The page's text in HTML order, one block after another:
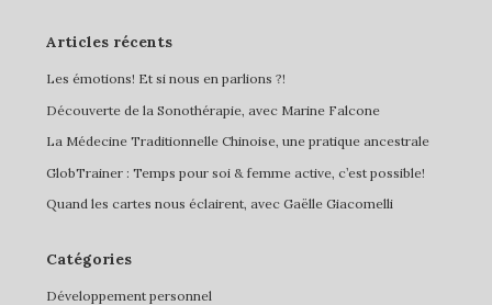
Articles récents
Les émotions! Et si nous en parlions ?!
Découverte de la Sonothérapie, avec Marine Falcone
La Médecine Traditionnelle Chinoise, une pratique ancestrale
GlobTrainer : Temps pour soi & femme active, c’est possible!
Quand les cartes nous éclairent, avec Gaëlle Giacomelli
Catégories
Développement personnel